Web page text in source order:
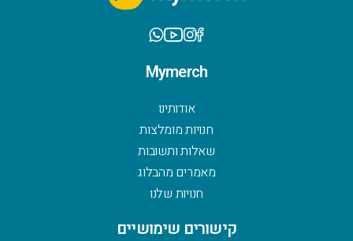
Mymerch
אודותינו
חנויות מומלצות
שאלות ותשובות
מאמרים מהבלוג
חנויות שלנו
קישורים שימושיים